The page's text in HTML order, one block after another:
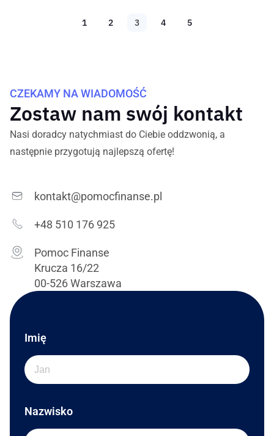
1 2 3 4 5
CZEKAMY NA WIADOMOŚĆ
Zostaw nam swój kontakt
Nasi doradcy natychmiast do Ciebie oddzwonią, a
następnie przygotują najlepszą ofertę!
kontakt@pomocfinanse.pl
+48 510 176 925
Pomoc Finanse
Krucza 16/22
00-526 Warszawa
Imię
Nazwisko